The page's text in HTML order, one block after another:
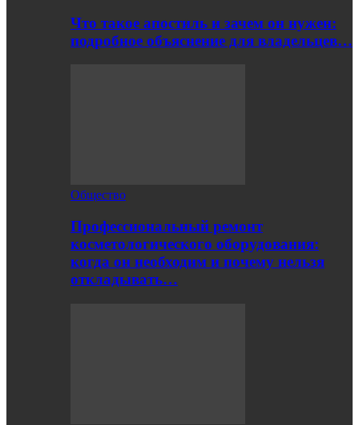
Что такое апостиль и зачем он нужен:
подробное объяснение для владельцев…
Общество
Профессиональный ремонт
косметологического оборудования:
когда он необходим и почему нельзя
откладывать…